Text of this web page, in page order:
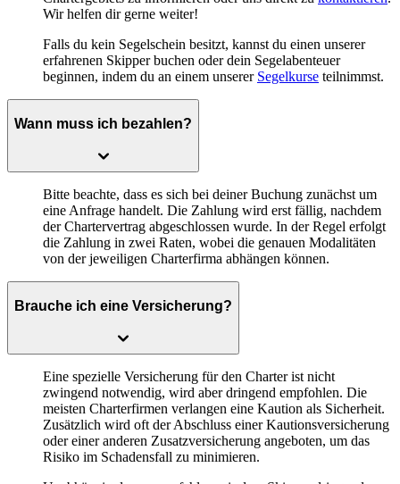
Wir helfen dir gerne weiter!
Falls du kein Segelschein besitzt, kannst du einen unserer
erfahrenen Skipper buchen oder dein Segelabenteuer
beginnen, indem du an einem unserer Segelkurse teilnimmst.
Wann muss ich bezahlen?
Bitte beachte, dass es sich bei deiner Buchung zunächst um
eine Anfrage handelt. Die Zahlung wird erst fällig, nachdem
der Chartervertrag abgeschlossen wurde. In der Regel erfolgt
die Zahlung in zwei Raten, wobei die genauen Modalitäten
von der jeweiligen Charterfirma abhängen können.
Brauche ich eine Versicherung?
Eine spezielle Versicherung für den Charter ist nicht
zwingend notwendig, wird aber dringend empfohlen. Die
meisten Charterfirmen verlangen eine Kaution als Sicherheit.
Zusätzlich wird oft der Abschluss einer Kautionsversicherung
oder einer anderen Zusatzversicherung angeboten, um das
Risiko im Schadensfall zu minimieren.